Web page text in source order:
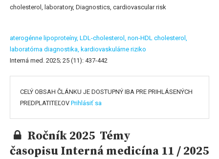
cholesterol, laboratory, Diagnostics, cardiovascular risk
aterogénne lipoproteíny, LDL-cholesterol, non-HDL cholesterol,
laboratórna diagnostika, kardiovaskulárne riziko
Interná med. 2025; 25 (11): 437-442
CELÝ OBSAH ČLÁNKU JE DOSTUPNÝ IBA PRE PRIHLÁSENÝCH
PREDPLATITEĽOV Prihlásiť sa
Ročník 2025 Témy
časopisu Interná medicína 11 / 2025